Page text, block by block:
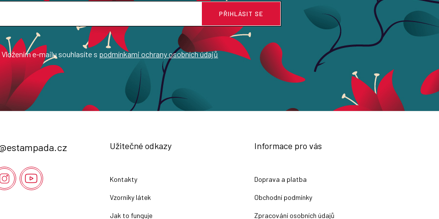
Vložením e-mailu souhlasíte s podmínkami ochrany osobních údajů
PŘIHLÁSIT SE
estampada.cz Užitečné odkazy
Kontakty
Vzorníky látek
Jak to funguje
Informace pro vás
Doprava a platba
Obchodní podmínky
Zpracování osobních údajů